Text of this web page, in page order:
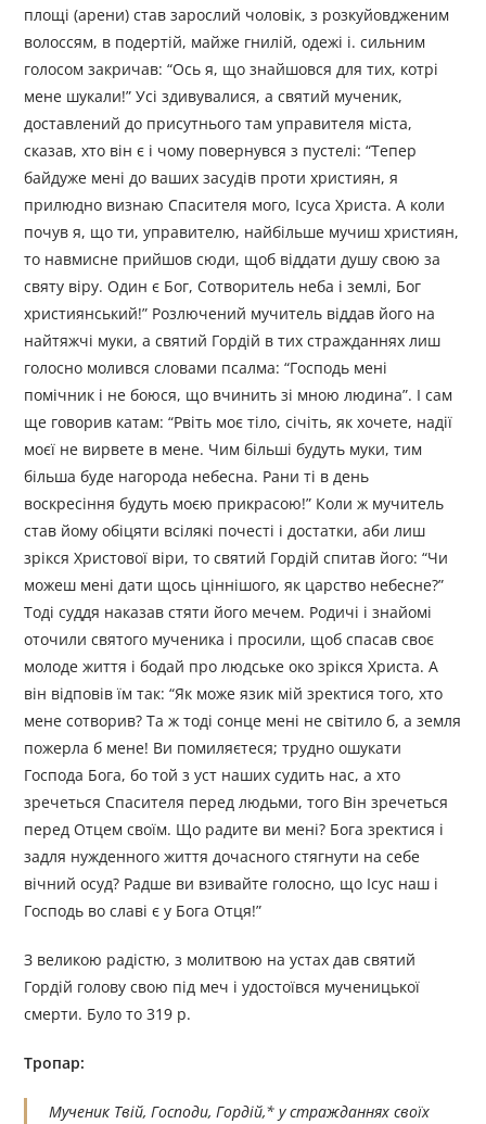
площі (арени) став зарослий чоловік, з розкуйовдженим
волоссям, в подертій, майже гнилій, одежі і. сильним
голосом закричав: “Ось я, що знайшовся для тих, котрі
мене шукали!” Усі здивувалися, а святий мученик,
доставлений до присутнього там управителя міста,
сказав, хто він є і чому повернувся з пустелі: “Тепер
байдуже мені до ваших засудів проти християн, я
прилюдно визнаю Спасителя мого, Ісуса Христа. А коли
почув я, що ти, управителю, найбільше мучиш християн,
то навмисне прийшов сюди, щоб віддати душу свою за
святу віру. Один є Бог, Сотворитель неба і землі, Бог
християнський!” Розлючений мучитель віддав його на
найтяжчі муки, а святий Гордій в тих стражданнях лиш
голосно молився словами псалма: “Господь мені
помічник і не боюся, що вчинить зі мною людина”. І сам
ще говорив катам: “Рвіть моє тіло, січіть, як хочете, надії
моєї не вирвете в мене. Чим більші будуть муки, тим
більша буде нагорода небесна. Рани ті в день
воскресіння будуть моєю прикрасою!” Коли ж мучитель
став йому обіцяти всілякі почесті і достатки, аби лиш
зрікся Христової віри, то святий Гордій спитав його: “Чи
можеш мені дати щось ціннішого, як царство небесне?”
Тоді суддя наказав стяти його мечем. Родичі і знайомі
оточили святого мученика і просили, щоб спасав своє
молоде життя і бодай про людське око зрікся Христа. А
він відповів їм так: “Як може язик мій зректися того, хто
мене сотворив? Та ж тоді сонце мені не світило б, а земля
пожерла б мене! Ви помиляєтеся; трудно ошукати
Господа Бога, бо той з уст наших судить нас, а хто
зречеться Спасителя перед людьми, того Він зречеться
перед Отцем своїм. Що радите ви мені? Бога зректися і
задля нужденного життя дочасного стягнути на себе
вічний осуд? Радше ви взивайте голосно, що Ісус наш і
Господь во славі є у Бога Отця!”
З великою радістю, з молитвою на устах дав святий
Гордій голову свою під меч і удостоївся мученицької
смерти. Було то 319 р.
Тропар:
Мученик Твій, Господи, Гордій,* у стражданнях своїх